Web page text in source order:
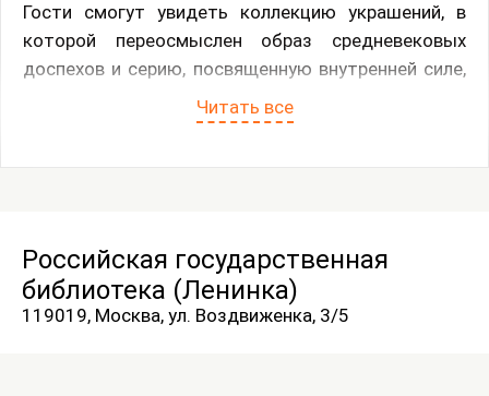
Гости смогут увидеть коллекцию украшений, в
которой переосмыслен образ средневековых
доспехов и серию, посвященную внутренней силе,
которую человек черпает в поддержке
предыдущих поколений. Также на выставке будут
по-настоящему комфортно.
Выставка пройдет с 19 ноября по 5 декабря. Вход
Читать все
Российская государственная
библиотека (Ленинка)
119019, Москва, ул. Воздвиженка, 3/5